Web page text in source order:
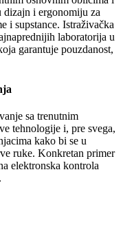
i ergonomiju za
i supstance. Istraživačka
laboratorija u
garantuje pouzdanost,
sa trenutnim
tehnologije i, pre svega,
kako bi se u
ruke. Konkretan primer
elektronska kontrola